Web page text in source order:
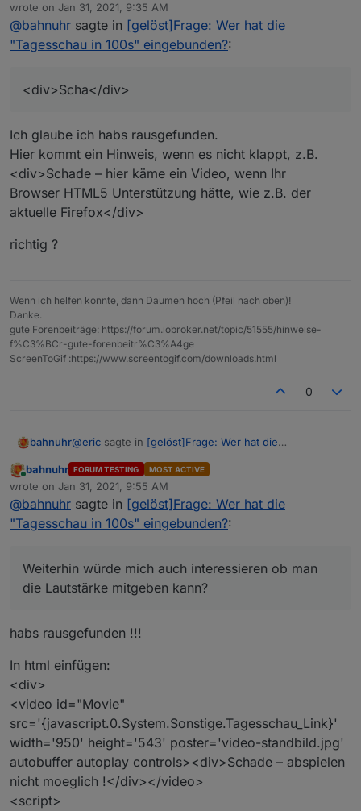
    if (optin) try {
request(link, function (error,
if (!error && response.statusCode
                //log(body);
                //sendTo("telegram.0", body);
var text1 = '<meta
text2 = '<meta
var start = body.search(text1)
                var ende = body.search(text2);
if (logging)
var zwischenspeicher = ((start
            } else  { // Error beim Einlesen
                log(error, 'error');
            }
        log('Fehler (try): ' + fehler, 'error');
} // Ende findeURL
schedule("8 */1 * * *", findeURL); // jedeStunde
findeURL();
<video src='{javascript.0.Tagesschau}'
width='2000' height='1125' poster='video-
standbild.jpg' autobuffer autoplay controls>
<div>Scha</div></video>
Kannst du mir sagen, warum dieser Teil mit drin steht
?
mfg
wrote on Jan 31, 2021, 9:35 AM
last edited by
@bahnuhr sagte in [gelöst]Frage: Wer hat die
"Tagesschau in 100s" eingebunden?:
<div>Scha</div>
Ich glaube ich habs rausgefunden.
Hier kommt ein Hinweis, wenn es nicht klappt, z.B.
<div>Schade – hier käme ein Video, wenn Ihr
Browser HTML5 Unterstützung hätte, wie z.B. der
aktuelle Firefox</div>
richtig ?
Wenn ich helfen konnte, dann Daumen hoch (Pfeil nach oben)!
Danke.
gute Forenbeiträge: https://forum.iobroker.net/topic/51555/hinweise-
f%C3%BCr-gute-forenbeitr%C3%A4ge
ScreenToGif :https://www.screentogif.com/downloads.html
0
bahnuhr@eric sagte in [gelöst]Frage: Wer hat die
<video src='{javascript.0.Tagesschau}'
width='2000' height='1125' poster='video-
standbild.jpg' autobuffer autoplay controls>
<div>Scha</div></video>
Kannst du mir sagen, warum dieser Teil mit drin steht
?
mfg
dieter
Online
bahnuhr FORUM TESTING MOST ACTIVE
wrote on Jan 31, 2021, 9:55 AM
last edited by
@bahnuhr sagte in [gelöst]Frage: Wer hat die
"Tagesschau in 100s" eingebunden?:
Weiterhin würde mich auch interessieren ob man
die Lautstärke mitgeben kann?
habs rausgefunden !!!
In html einfügen:
<div>
<video id="Movie"
src='{javascript.0.System.Sonstige.Tagesschau_Link}'
width='950' height='543' poster='video-standbild.jpg'
autobuffer autoplay controls><div>Schade – abspielen
nicht moeglich !</div></video>
<script>